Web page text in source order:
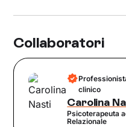
Collaboratori
clinico
Carolina
Psicoterapeuta
Relazionale